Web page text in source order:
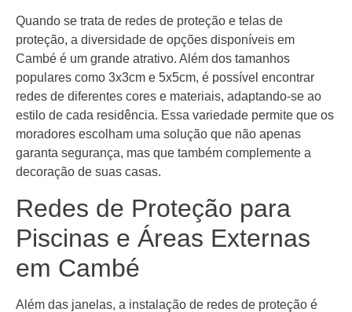
Quando se trata de redes de proteção e telas de
proteção, a diversidade de opções disponíveis em
Cambé é um grande atrativo. Além dos tamanhos
populares como 3x3cm e 5x5cm, é possível encontrar
redes de diferentes cores e materiais, adaptando-se ao
estilo de cada residência. Essa variedade permite que os
moradores escolham uma solução que não apenas
garanta segurança, mas que também complemente a
decoração de suas casas.
Redes de Proteção para
Piscinas e Áreas Externas
em Cambé
Além das janelas, a instalação de redes de proteção é